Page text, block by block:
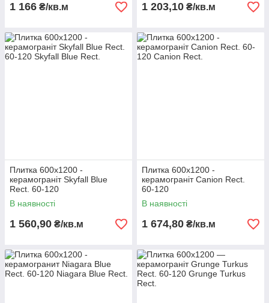
1 166 ₴/кв.м 1 203,10 ₴/кв.м
Плитка 600х1200 -
керамограніт Skyfall Blue
Rect. 60-120
В наявності
1 560,90 ₴/кв.м
Плитка 600х1200 -
керамограніт Canion Rect.
60-120
В наявності
1 674,80 ₴/кв.м